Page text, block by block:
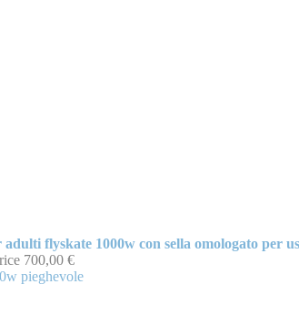
flyskate 1000w con sella omologato per
700,00 €